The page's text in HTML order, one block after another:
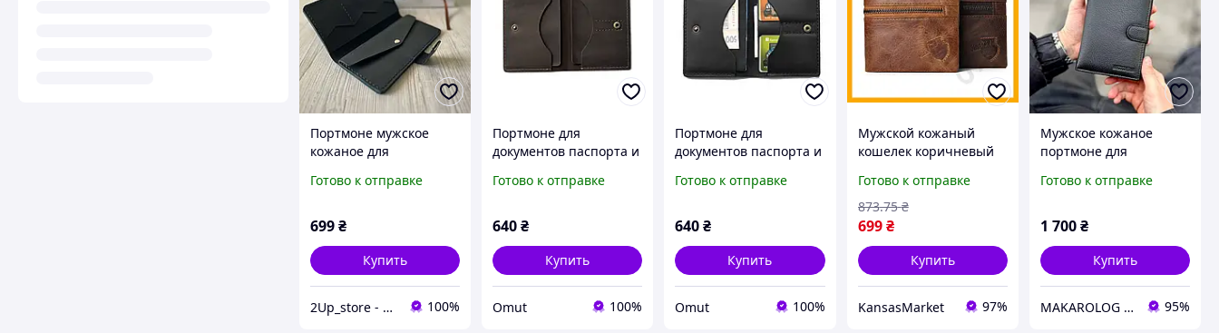
Портмоне мужское
кожаное для
коричневое/черное
SQUEEZE coin»
Готово к отправке
699₴
Купить
2Up_store - Только выгодные покупки! 100%
Портмоне для
документов паспорта и
кожа мужское Сlark
мужское коричневое
Готово к отправке
640₴
Купить
Omut 100%
Портмоне для
документов паспорта и
кожа мужское Сlark
мужское черное
Готово к отправке
640₴
Купить
Omut 100%
Мужской кожаный
кошелек коричневый
портмоне для
документов и денег
бумажник
Готово к отправке
699 ₴
873.75 ₴
Купить
KansasMarket 97%
Мужское кожаное
портмоне для
вертикальное, черное
Готово к отправке
1 700₴
Купить
MAKAROLOG STORE 95%